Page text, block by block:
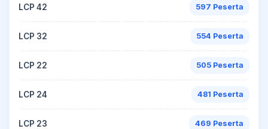
LCP 42 597 Peserta
LCP 32 554 Peserta
LCP 22 505 Peserta
LCP 24 481 Peserta
LCP 23 469 Peserta